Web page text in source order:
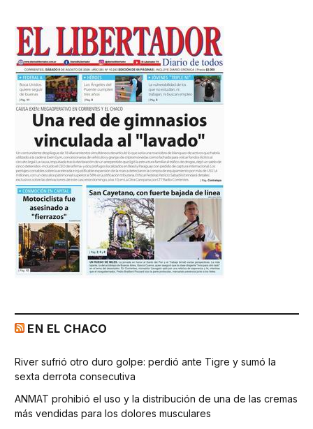
EN EL CHACO
River sufrió otro duro golpe: perdió ante Tigre y sumó la
sexta derrota consecutiva
ANMAT prohibió el uso y la distribución de una de las cremas
más vendidas para los dolores musculares